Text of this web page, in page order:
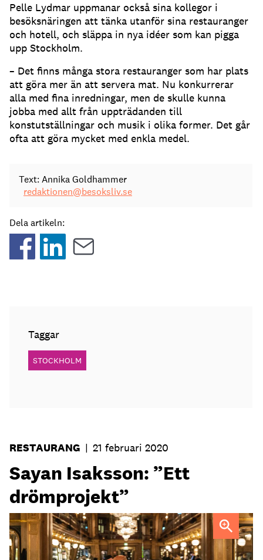
Pelle Lydmar uppmanar också sina kollegor i
besöksnäringen att tänka utanför sina restauranger
och hotell, och släppa in nya idéer som kan pigga
upp Stockholm.
– Det finns många stora restauranger som har plats
att göra mer än att servera mat. Nu konkurrerar
alla med fina inredningar, men de skulle kunna
jobba med allt från uppträdanden till
konstutställningar och musik i olika former. Det går
ofta att göra mycket med enkla medel.
Text: Annika Goldhammer
redaktionen@besoksliv.se
Dela artikeln:
Taggar
STOCKHOLM
RESTAURANG | 21 februari 2020
Sayan Isaksson: ”Ett
drömprojekt”
Matlagningen i Sayan Isakssons nya restaurang är en fri
tolkning av regionen Issans kök.Foto: Stureplansgruppen